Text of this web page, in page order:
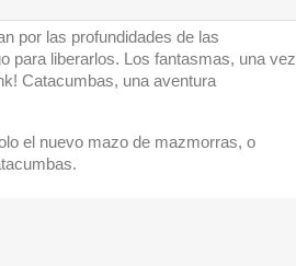
por las profundidades de las
para liberarlos. Los fantasmas, una vez
Catacumbas, una aventura
el nuevo mazo de mazmorras, o